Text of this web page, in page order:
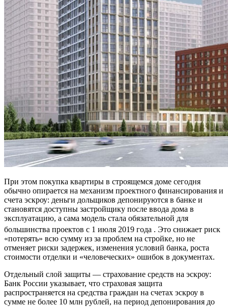
При этом покупка квартиры в строящемся доме сегодня
обычно опирается на механизм проектного финансирования и
счета эскроу: деньги дольщиков депонируются в банке и
становятся доступны застройщику после ввода дома в
эксплуатацию, а сама модель стала обязательной для
большинства проектов с 1 июля 2019 года . Это снижает риск
«потерять» всю сумму из за проблем на стройке, но не
отменяет риски задержек, изменения условий банка, роста
стоимости отделки и «человеческих» ошибок в документах.
Отдельный слой защиты — страхование средств на эскроу:
Банк России указывает, что страховая защита
распространяется на средства граждан на счетах эскроу в
сумме не более 10 млн рублей, на период депонирования до